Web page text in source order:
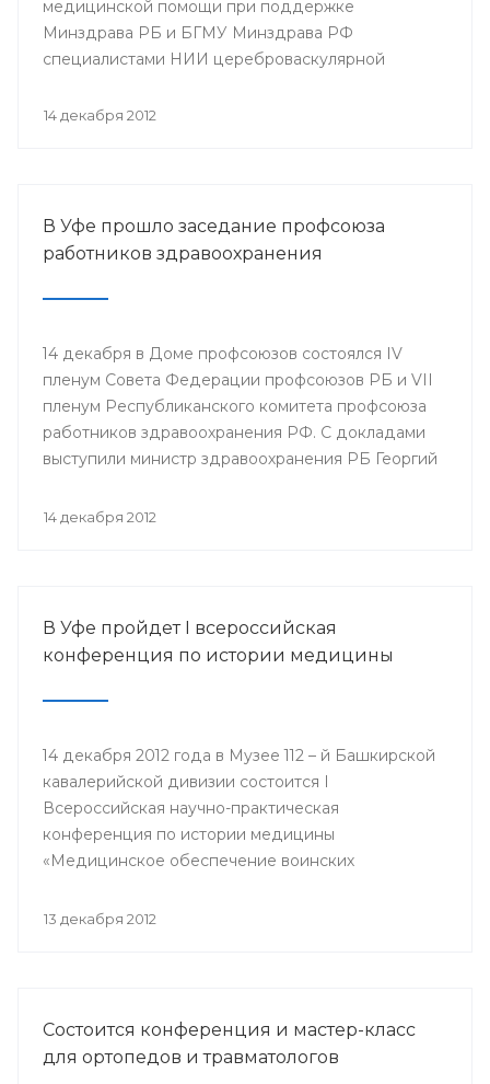
медицинской помощи при поддержке
Минздрава РБ и БГМУ Минздрава РФ
специалистами НИИ цереброваскулярной
(г.Москва) будет проведен мастер-класс.
14 декабря 2012
В Уфе прошло заседание профсоюза
работников здравоохранения
14 декабря в Доме профсоюзов состоялся IV
пленум Совета Федерации профсоюзов РБ и VII
пленум Республиканского комитета профсоюза
работников здравоохранения РФ. С докладами
выступили министр здравоохранения РБ Георгий
организации Башкортостана профсоюза
14 декабря 2012
В Уфе пройдет I всероссийская
конференция по истории медицины
14 декабря 2012 года в Музее 112 – й Башкирской
кавалерийской дивизии состоится I
Всероссийская научно-практическая
конференция по истории медицины
«Медицинское обеспечение воинских
войны».
13 декабря 2012
Состоится конференция и мастер-класс
для ортопедов и травматологов